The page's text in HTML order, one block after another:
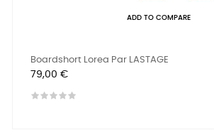
ADD TO COMPARE
Boardshort Lorea Par LASTAGE
Prix
79,00 €